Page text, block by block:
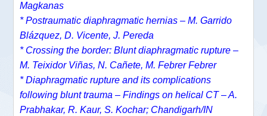
Magkanas
* Postraumatic diaphragmatic hernias – M. Garrido
Blázquez, D. Vicente, J. Pereda
* Crossing the border: Blunt diaphragmatic rupture –
M. Teixidor Viñas, N. Cañete, M. Febrer Febrer
* Diaphragmatic rupture and its complications
following blunt trauma – Findings on helical CT – A.
Prabhakar, R. Kaur, S. Kochar; Chandigarh/IN